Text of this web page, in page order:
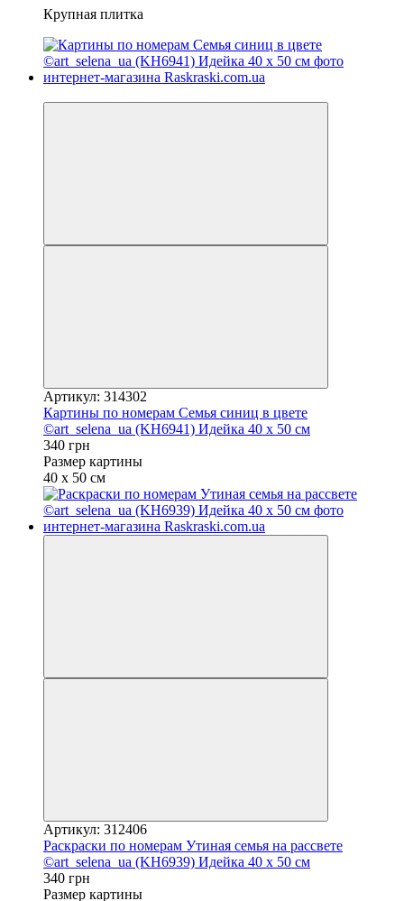
Крупная плитка
Артикул: 314302
Картины по номерам Семья синиц в цвете
©art_selena_ua (KH6941) Идейка 40 х 50 см
340 грн
Размер картины
40 х 50 см
Артикул: 312406
Раскраски по номерам Утиная семья на рассвете
©art_selena_ua (KH6939) Идейка 40 х 50 см
340 грн
Размер картины